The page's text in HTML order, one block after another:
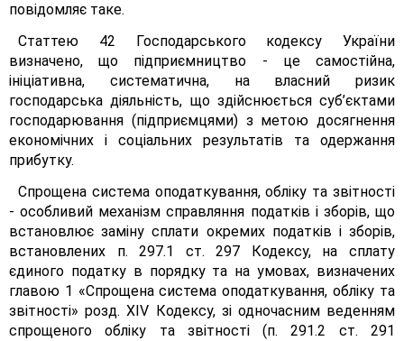
повідомляє таке.
Статтею 42 Господарського кодексу України
визначено, що підприємництво - це самостійна,
ініціативна, систематична, на власний ризик
господарська діяльність, що здійснюється суб’єктами
господарювання (підприємцями) з метою досягнення
економічних і соціальних результатів та одержання
прибутку.
Спрощена система оподаткування, обліку та звітності
- особливий механізм справляння податків і зборів, що
встановлює заміну сплати окремих податків і зборів,
встановлених п. 297.1 ст. 297 Кодексу, на сплату
єдиного податку в порядку та на умовах, визначених
главою 1 «Спрощена система оподаткування, обліку та
звітності» розд. XIV Кодексу, зі одночасним веденням
спрощеного обліку та звітності (п. 291.2 ст. 291